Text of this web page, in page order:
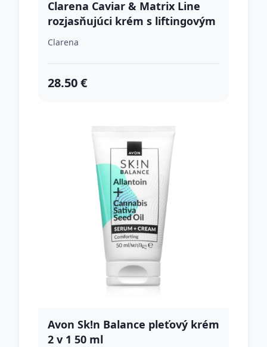
Clarena Caviar & Matrix Line
rozjasňujúci krém s liftingovým
efektom 50 ml
Clarena
28.50 €
Avon Sk!n Balance pleťový krém
2 v 1 50 ml